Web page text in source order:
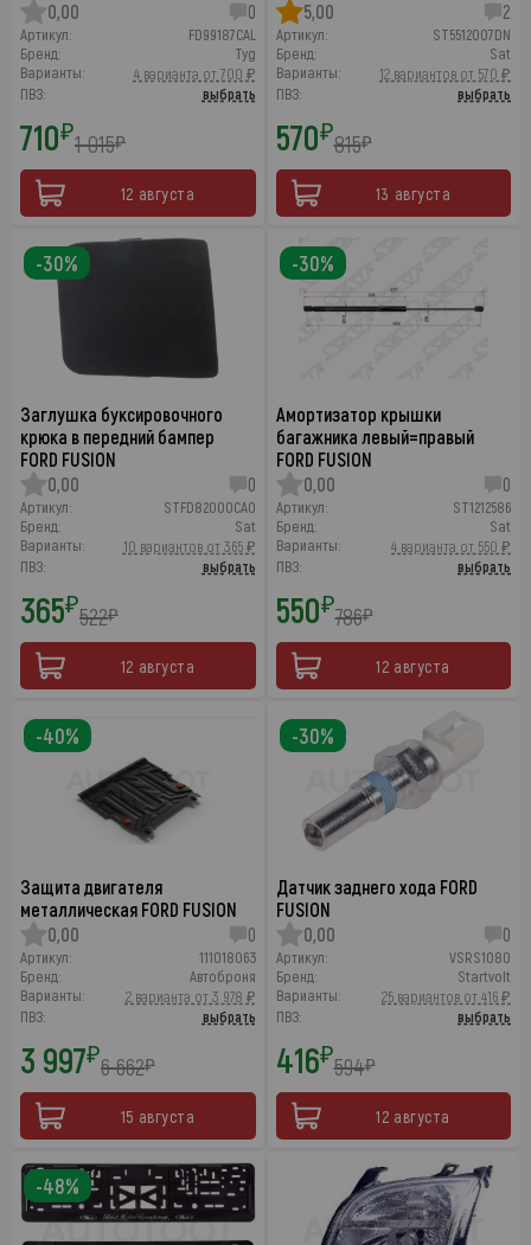
0,00 0
Артикул:
FD99187CAL
Бренд:
Tyg
Варианты:
4 варианта от 700 ₽
ПВЗ:
выбрать
710₽1 015₽
12 августа
5,00 2
Артикул:
ST5512007DN
Бренд:
Sat
Варианты:
12 вариантов от 570 ₽
ПВЗ:
выбрать
570₽815₽
13 августа
Заглушка буксировочного
крюка в передний бампер
FORD FUSION
0,00
0
Артикул:
STFD82000CA0
Бренд:
Sat
Варианты:
10 вариантов от 365 ₽
ПВЗ:
выбрать
365₽522₽
12 августа
-30%
Амортизатор крышки
багажника левый=правый
FORD FUSION
0,00
0
Артикул:
ST1212586
Бренд:
Sat
Варианты:
4 варианта от 550 ₽
ПВЗ:
выбрать
550₽786₽
12 августа
-30%
Защита двигателя
металлическая FORD FUSION
0,00
0
Артикул:
111018063
Бренд:
Автоброня
Варианты:
2 варианта от 3 978 ₽
ПВЗ:
выбрать
3 997₽6 662₽
15 августа
-40%
Датчик заднего хода FORD
FUSION
0,00
0
Артикул:
VSRS1080
Бренд:
Startvolt
Варианты:
25 вариантов от 416 ₽
ПВЗ:
выбрать
416₽594₽
12 августа
-30%
-48%